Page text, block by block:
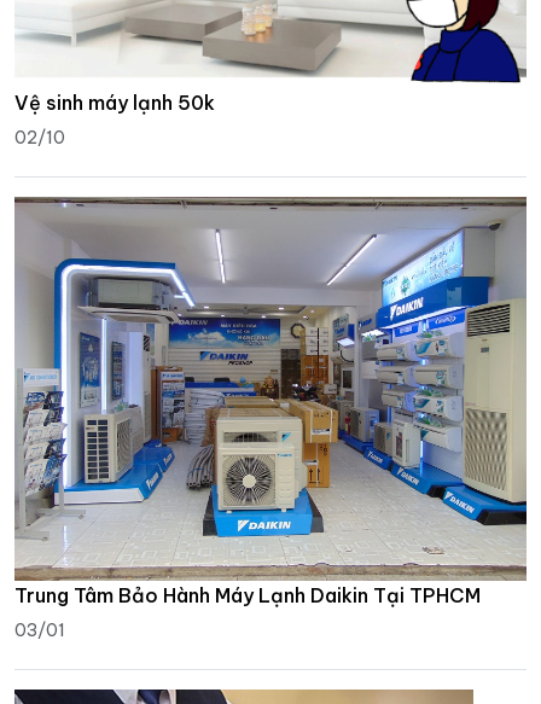
Vệ sinh máy lạnh 50k
02/10
Trung Tâm Bảo Hành Máy Lạnh Daikin Tại TPHCM
03/01